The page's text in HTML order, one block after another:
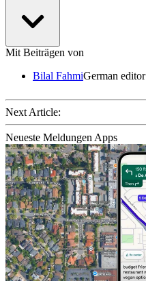
Mit Beiträgen von
Bilal FahmiGerman editor
Next Article:
Neueste Meldungen Apps